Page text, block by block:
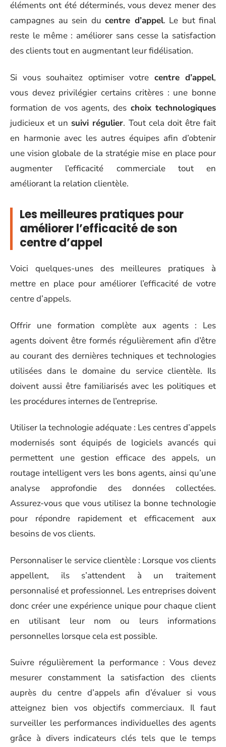
éléments ont été déterminés, vous devez mener des
campagnes au sein du centre d’appel. Le but final
reste le même : améliorer sans cesse la satisfaction
des clients tout en augmentant leur fidélisation.
Si vous souhaitez optimiser votre centre d’appel,
vous devez privilégier certains critères : une bonne
formation de vos agents, des choix technologiques
judicieux et un suivi régulier. Tout cela doit être fait
en harmonie avec les autres équipes afin d’obtenir
une vision globale de la stratégie mise en place pour
augmenter l’efficacité commerciale tout en
améliorant la relation clientèle.
Les meilleures pratiques pour
améliorer l’efficacité de son
centre d’appel
Voici quelques-unes des meilleures pratiques à
mettre en place pour améliorer l’efficacité de votre
centre d’appels.
Offrir une formation complète aux agents : Les
agents doivent être formés régulièrement afin d’être
au courant des dernières techniques et technologies
utilisées dans le domaine du service clientèle. Ils
doivent aussi être familiarisés avec les politiques et
les procédures internes de l’entreprise.
Utiliser la technologie adéquate : Les centres d’appels
modernisés sont équipés de logiciels avancés qui
permettent une gestion efficace des appels, un
routage intelligent vers les bons agents, ainsi qu’une
analyse approfondie des données collectées.
Assurez-vous que vous utilisez la bonne technologie
pour répondre rapidement et efficacement aux
besoins de vos clients.
Personnaliser le service clientèle : Lorsque vos clients
appellent, ils s’attendent à un traitement
personnalisé et professionnel. Les entreprises doivent
donc créer une expérience unique pour chaque client
en utilisant leur nom ou leurs informations
personnelles lorsque cela est possible.
Suivre régulièrement la performance : Vous devez
mesurer constamment la satisfaction des clients
auprès du centre d’appels afin d’évaluer si vous
atteignez bien vos objectifs commerciaux. Il faut
surveiller les performances individuelles des agents
grâce à divers indicateurs clés tels que le temps